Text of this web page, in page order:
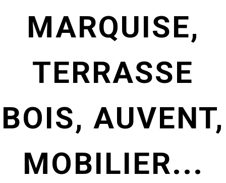
MARQUISE,
TERRASSE
BOIS, AUVENT,
MOBILIER...